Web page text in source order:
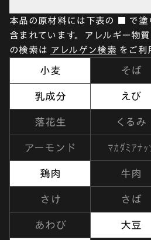
本品の原材料には下表の ■ で塗
含まれています。アレルギー物
の検索は アレルゲン検索 をご利
小麦 そば
乳成分 えび
落花生 くるみ
アーモンド マカダミアナッ
鶏肉 牛肉
さけ さば
あわび 大豆